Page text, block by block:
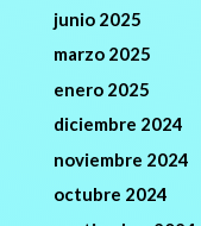
junio 2025
marzo 2025
enero 2025
diciembre 2024
noviembre 2024
octubre 2024